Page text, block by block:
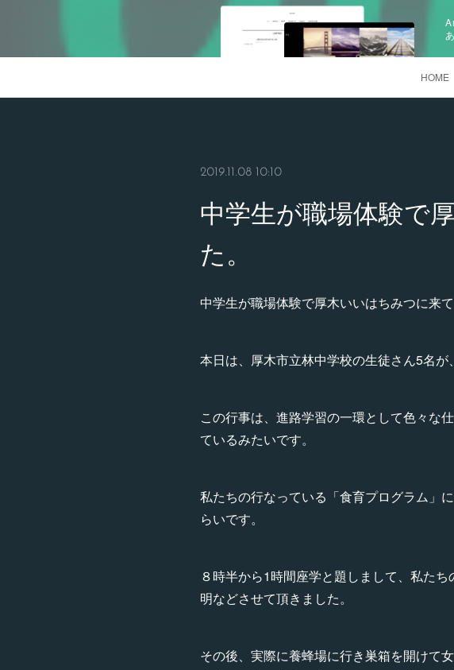
HOME
2019.11.08 10:10
中学生が職場体験で
た。
中学生が職場体験で厚木いいはちみつに来て
本日は、厚木市立林中学校の生徒さん5名が
この行事は、進路学習の一環として色々な
ているみたいです。
私たちの行なっている「食育プログラム」
らいです。
８時半から1時間座学と題しまして、私た
明などさせて頂きました。
その後、実際に養蜂場に行き巣箱を開けて